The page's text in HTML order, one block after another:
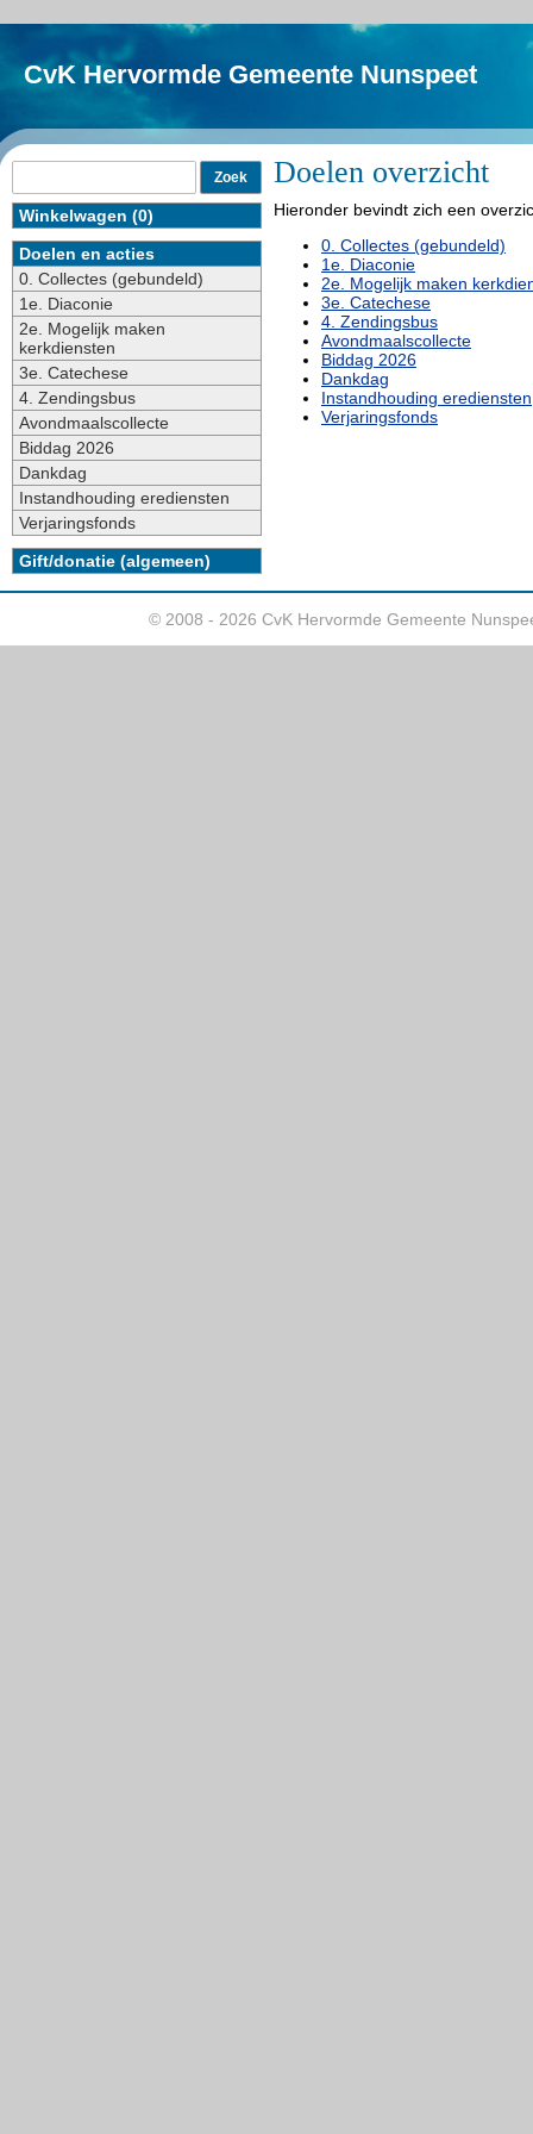
CvK Hervormde Gemeente Nunspeet
Doelen overzicht
Hieronder bevindt zich een
0. Collectes (gebundeld)
1e. Diaconie
2e. Mogelijk maken
3e. Catechese
4. Zendingsbus
Avondmaalscollecte
Biddag 2026
Dankdag
Instandhouding erediensten
Verjaringsfonds
Winkelwagen (0)
Doelen en acties
0. Collectes (gebundeld)
1e. Diaconie
2e. Mogelijk maken
kerkdiensten
3e. Catechese
4. Zendingsbus
Avondmaalscollecte
Biddag 2026
Dankdag
Instandhouding erediensten
Verjaringsfonds
Gift/donatie (algemeen)
© 2008 - 2026 CvK Hervormde Gemeente